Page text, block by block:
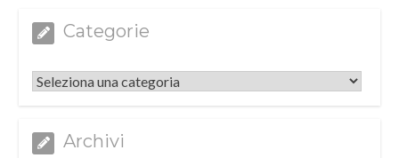
Categorie
Categorie
Archivi